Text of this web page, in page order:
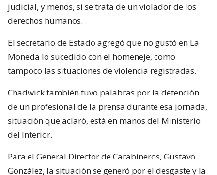
judicial, y menos, si se trata de un violador de los
derechos humanos.
El secretario de Estado agregó que no gustó en La
Moneda lo sucedido con el homeneje, como
tampoco las situaciones de violencia registradas.
Chadwick también tuvo palabras por la detención
de un profesional de la prensa durante esa jornada,
situación que aclaró, está en manos del Ministerio
del Interior.
Para el General Director de Carabineros, Gustavo
González, la situación se generó por el desgaste y la